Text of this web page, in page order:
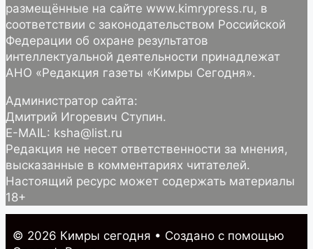
размещённые на сайте www.kimrypress.ru, в
соответствии с законодательством Российской
Федерации об охране результатов
интеллектуальной деятельности принадлежат
АНО «Редакция газеты «Кимры Сегодня».
Администратор сайта:
Дмитрий Игоревич Ступин.
E-MAIL: ksha@list.ru
Редакция не несет ответственности за мнения,
высказанные в комментариях читателей.
Настоящий ресурс может содержать материалы
18+
© 2026 Кимры cегодня • Создано с помощью